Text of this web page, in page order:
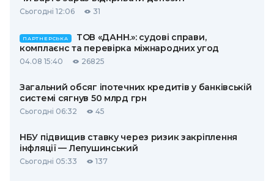
Сьогодні 12:06 31
ПАРТНЕРСЬКА
ТОВ «ДАНН.»: судові справи,
комплаєнс та перевірка міжнародних угод
04.08 15:40 26825
Загальний обсяг іпотечних кредитів у банківській
системі сягнув 50 млрд грн
Сьогодні 06:32 45
НБУ підвищив ставку через ризик закріплення
інфляції — Лепушинський
Сьогодні 05:33 137